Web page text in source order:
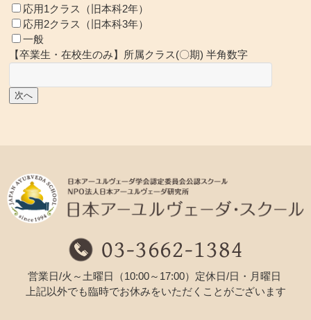
応用1クラス（旧本科2年）
応用2クラス（旧本科3年）
一般
【卒業生・在校生のみ】所属クラス(〇期) 半角数字
営業日/火～土曜日（10:00～17:00）定休日/日・月曜日
上記以外でも臨時でお休みをいただくことがございます